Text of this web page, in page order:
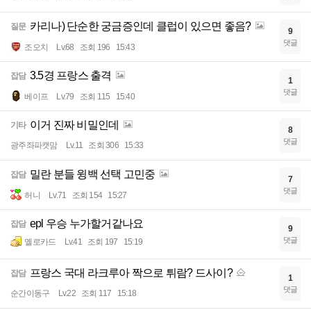
질문 카리나) 단순한 궁금증인데 클럽이 있으면 좋음?
조오치 Lv.68 조회 196 15:43
9
댓글
잡담 3.5경 프랑스 출격
베이프 Lv.79 조회 115 15:40
1
댓글
기타 이거 진짜 비밀인데
광주좌파캣맘 Lv.11 조회 306 15:33
8
댓글
잡담 밀란 분들 윙백 선택 고민중
허니 Lv.71 조회 154 15:27
7
댓글
잡담 epl 우승 누가할거같나요
옐로카드 Lv.41 조회 197 15:19
9
댓글
잡담 프랑스 국대 라크루아 짝으로 튀람? 드사이?
순간이동구 Lv.22 조회 117 15:18
1
댓글